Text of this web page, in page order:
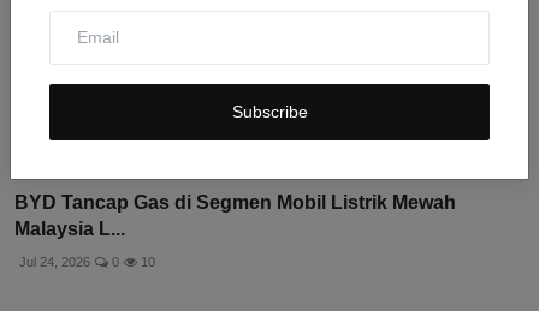
Subscribe
BYD Tancap Gas di Segmen Mobil Listrik Mewah
Malaysia L...
Jul 24, 2026 0 10